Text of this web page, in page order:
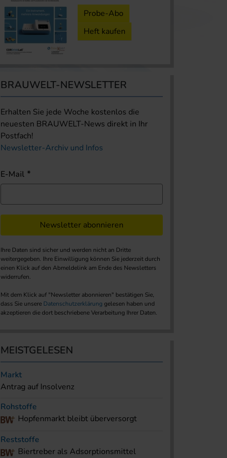
Probe-Abo
Heft kaufen
BRAUWELT-NEWSLETTER
Erhalten Sie jede Woche kostenlos die
neuesten BRAUWELT-News direkt in Ihr
Postfach!
Newsletter-Archiv und Infos
E-Mail
Newsletter abonnieren
Ihre Daten sind sicher und werden nicht an Dritte
weitergegeben. Ihre Einwilligung können Sie jederzeit durch
einen Klick auf den Abmeldelink am Ende des Newsletters
widerrufen.
Mit dem Klick auf "Newsletter abonnieren" bestätigen Sie,
dass Sie unsere Datenschutzerklärung gelesen haben und
akzeptieren die dort beschriebene Verarbeitung Ihrer Daten.
MEISTGELESEN
Markt
Antrag auf Insolvenz
Rohstoffe
Hopfenmarkt bleibt überversorgt
Reststoffe
Biertreber als Adsorptionsmittel